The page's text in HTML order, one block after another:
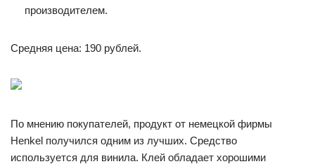
производителем.
Средняя цена: 190 рублей.
По мнению покупателей, продукт от немецкой фирмы
Henkel получился одним из лучших. Средство
используется для винила. Клей обладает хорошими